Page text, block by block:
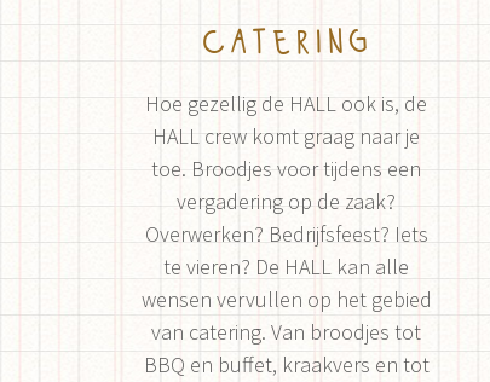
catering
Hoe gezellig de HALL ook is, de
HALL crew komt graag naar je
toe. Broodjes voor tijdens een
vergadering op de zaak?
Overwerken? Bedrijfsfeest? Iets
te vieren? De HALL kan alle
wensen vervullen op het gebied
van catering. Van broodjes tot
BBQ en buffet, kraakvers en tot